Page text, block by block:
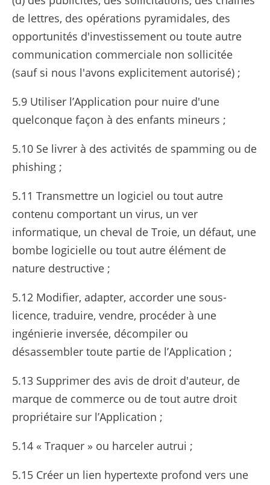
de lettres, des opérations pyramidales, des
opportunités d'investissement ou toute autre
communication commerciale non sollicitée
(sauf si nous l'avons explicitement autorisé) ;
5.9 Utiliser l’Application pour nuire d'une
quelconque façon à des enfants mineurs ;
5.10 Se livrer à des activités de spamming ou de
phishing ;
5.11 Transmettre un logiciel ou tout autre
contenu comportant un virus, un ver
informatique, un cheval de Troie, un défaut, une
bombe logicielle ou tout autre élément de
nature destructive ;
5.12 Modifier, adapter, accorder une sous-
licence, traduire, vendre, procéder à une
ingénierie inversée, décompiler ou
désassembler toute partie de l’Application ;
5.13 Supprimer des avis de droit d'auteur, de
marque de commerce ou de tout autre droit
propriétaire sur l’Application ;
5.14 « Traquer » ou harceler autrui ;
5.15 Créer un lien hypertexte profond vers une